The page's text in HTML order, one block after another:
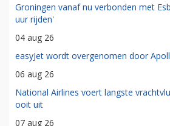
Groningen vanaf nu verbonden met
uur rijden'
04 aug 26
easyJet wordt overgenomen door
06 aug 26
National Airlines voert langste
ooit uit
07 aug 26